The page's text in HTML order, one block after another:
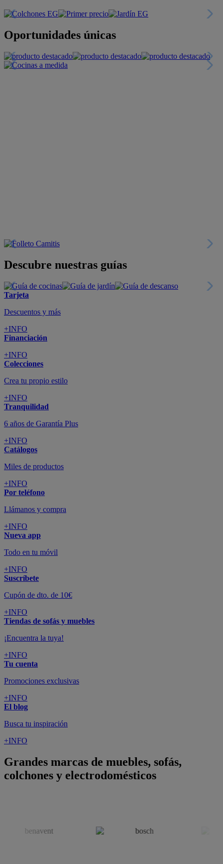
Oportunidades únicas
Descubre nuestras guías
Tarjeta
Descuentos y más
+INFO
Financiación
+INFO
Colecciones
Crea tu propio estilo
+INFO
Tranquilidad
6 años de Garantía Plus
+INFO
Catálogos
Miles de productos
+INFO
Por teléfono
Llámanos y compra
+INFO
Nueva app
Todo en tu móvil
+INFO
Suscríbete
Cupón de dto. de 10€
+INFO
Tiendas de sofás y muebles
¡Encuentra la tuya!
+INFO
Tu cuenta
Promociones exclusivas
+INFO
El blog
Busca tu inspiración
+INFO
Grandes marcas de muebles, sofás,
colchones y electrodomésticos